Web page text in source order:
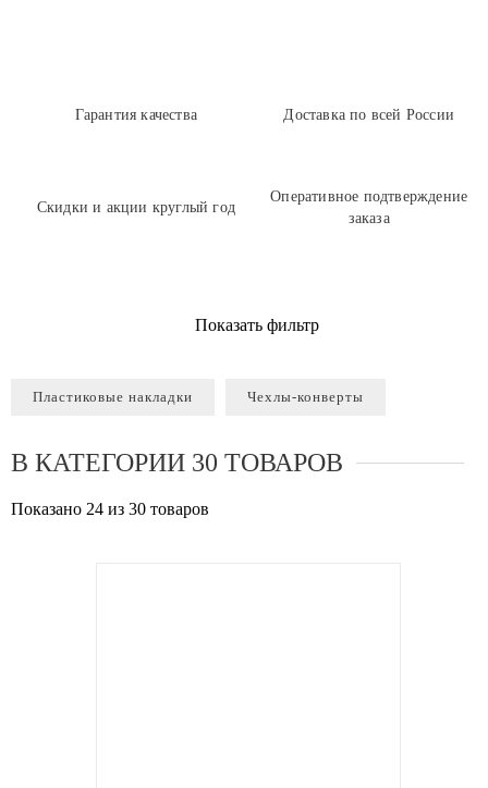
Гарантия качества Доставка по всей России
Скидки и акции круглый год
Оперативное подтверждение
заказа
Показать фильтр
Пластиковые накладки Чехлы-конверты
В КАТЕГОРИИ 30 ТОВАРОВ
Показано 24 из 30 товаров